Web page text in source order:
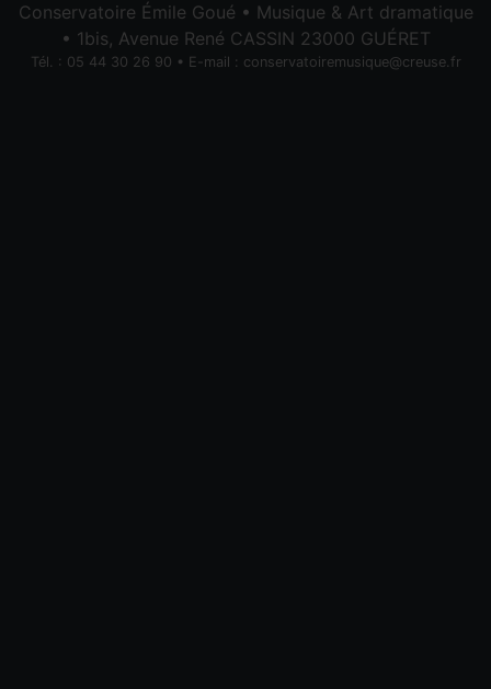
Conservatoire Émile Goué • Musique & Art dramatique
• 1bis, Avenue René CASSIN 23000 GUÉRET
Tél. : 05 44 30 26 90 • E-mail : conservatoiremusique@creuse.fr